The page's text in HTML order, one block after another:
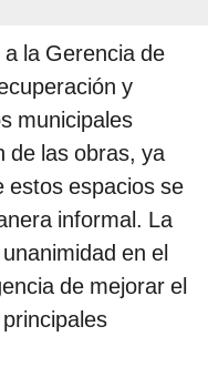
la Gerencia de
y
municipales
de las obras, ya
estos espacios se
informal. La
en el
de mejorar el